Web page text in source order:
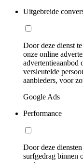
Uitgebreide
Door deze dienst
onze online
versleutelde
aanbieders, voor
Google Ads
Performance
Door deze
surfgedrag binnen